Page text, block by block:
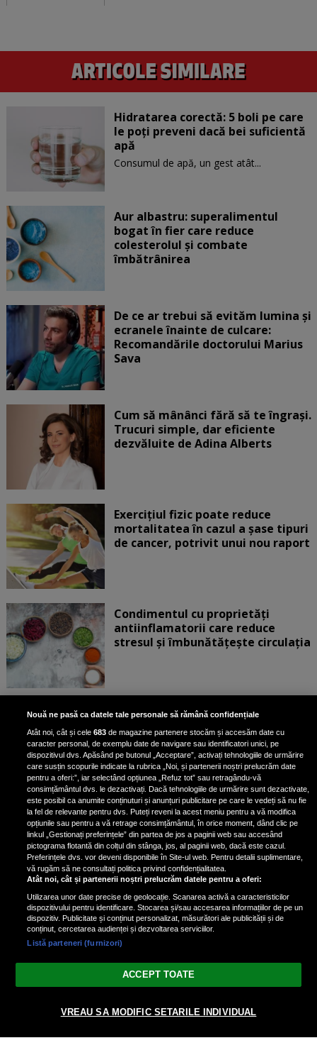
Hidratarea corectă: 5 boli pe care
le poți preveni dacă bei suficientă
apă
Consumul de apă, un gest atât...
Aur albastru: superalimentul
bogat în fier care reduce
colesterolul și combate
îmbătrânirea
De ce ar trebui să evităm lumina și
ecranele înainte de culcare:
Recomandările doctorului Marius
Sava
Cum să mânânci fără să te îngrași.
Trucuri simple, dar eficiente
dezvăluite de Adina Alberts
Exercițiul fizic poate reduce
mortalitatea în cazul a șase tipuri
de cancer, potrivit unui nou raport
Condimentul cu proprietăți
antiinflamatorii care reduce
stresul și îmbunătățește circulația
Dormi mai putin de 8 ore pe
noapte? Medicul Mihaill Pautov a
spus la ce riscuri te expui: „Îți faci
foarte mult rău”
Doctor Marius Sava a dezvăluit
care sunt principalele cauze ale
somnolenței
Doctorul Marius Sava a...
Nouă ne pasă ca datele tale personale să rămână confidențiale
Atât noi, cât și cele683 de magazine partenere stocăm și accesăm date cu
caracter personal, de exemplu date de navigare sau identificatori unici, pe
dispozitivul dvs. Apăsând pe butonul „Acceptare”, activați tehnologiile de urmărire
care susțin scopurile indicate la rubrica „Noi, și partenerii noștri prelucrăm date
pentru a oferi:”, iar selectând opțiunea „Refuz tot” sau retragându-vă
consimțământul dvs. le dezactivați. Dacă tehnologiile de urmărire sunt dezactivate,
este posibil ca anumite conținuturi și anunțuri publicitare pe care le vedeți să nu fie
la fel de relevante pentru dvs. Puteți reveni la acest meniu pentru a vă modifica
opțiunile sau pentru a vă retrage consimțământul, în orice moment, dând clic pe
linkul „Gestionați preferințele” din partea de jos a paginii web sau accesând
pictograma flotantă din colțul din stânga, jos, al paginii web, dacă este cazul.
Preferințele dvs. vor deveni disponibile în Site-ul web. Pentru detalii suplimentare,
vă rugăm să ne consultați politica privind confidențialitatea.
Atât noi, cât și partenerii noștri prelucrăm datele pentru a oferi:
Utilizarea unor date precise de geolocație. Scanarea activă a caracteristicilor
dispozitivului pentru identificare. Stocarea și/sau accesarea informațiilor de pe un
dispozitiv. Publicitate și conținut personalizat, măsurători ale publicității și de
conținut, cercetarea audienței și dezvoltarea serviciilor.
Listă parteneri (furnizori)
ACCEPT TOATE
VREAU SA MODIFIC SETARILE INDIVIDUAL